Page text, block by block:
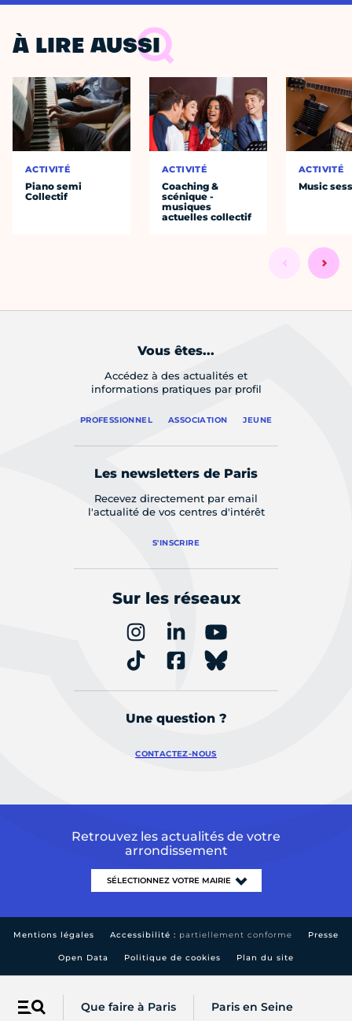
Menu Que faire à Paris Paris en Seine
À LIRE AUSSI
ACTIVITÉ
Piano semi
Collectif
ACTIVITÉ
Coaching &
scénique -
musiques
actuelles collectif
ACTIVITÉ
Music
Vous êtes...
Accédez à des actualités et
informations pratiques par profil
PROFESSIONNEL ASSOCIATION JEUNE
Les newsletters de Paris
Recevez directement par email
l'actualité de vos centres d'intérêt
S'INSCRIRE
Sur les réseaux
Une question ?
CONTACTEZ-NOUS
Retrouvez les actualités de votre
arrondissement
Mentions légales Accessibilité : partiellement conforme Presse
Open Data Politique de cookies Plan du site